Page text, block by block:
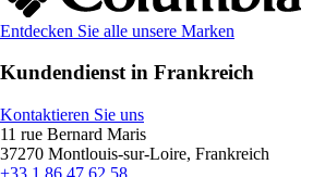
Entdecken Sie alle unsere Marken
Kundendienst in Frankreich
Kontaktieren Sie uns
11 rue Bernard Maris
37270 Montlouis-sur-Loire, Frankreich
+33 1 86 47 62 58